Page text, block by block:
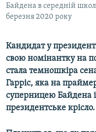
Байдена в середній
березня 2020 року
Кандидат у
свою номінантку на
стала темношкіра
Гарріс, яка на
суперницею Байдена
президентське крісло.